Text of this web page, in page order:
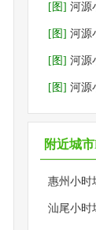
区别-连平
[图] 河源
预订
[图] 河源
预订
[图] 河源
里好玩？-
[图] 河源
紫金县ktv
附近城
惠州小时
汕尾小时